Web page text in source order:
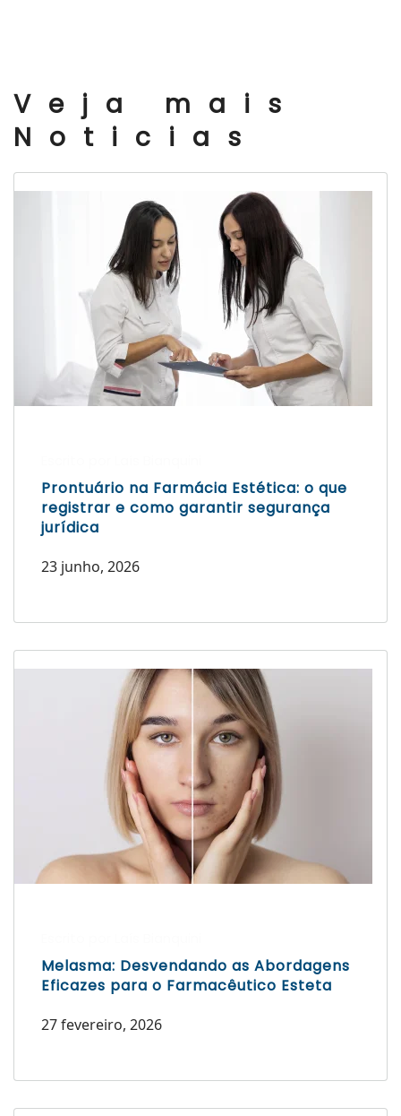
Veja mais
Noticias
Prontuário na Farmácia Estética: o que
registrar e como garantir segurança
jurídica
23 junho, 2026
Melasma: Desvendando as Abordagens
Eficazes para o Farmacêutico Esteta
27 fevereiro, 2026